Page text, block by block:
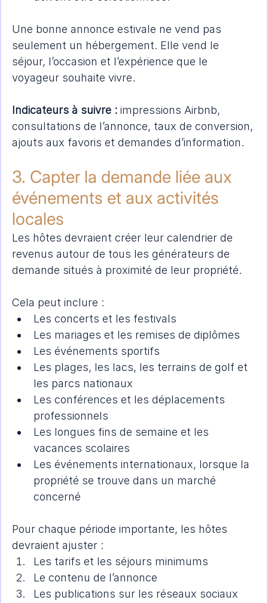
Une bonne annonce estivale ne vend pas
seulement un hébergement. Elle vend le
séjour, l’occasion et l’expérience que le
voyageur souhaite vivre.
Indicateurs à suivre : impressions Airbnb,
consultations de l’annonce, taux de conversion,
ajouts aux favoris et demandes d’information.
3. Capter la demande liée aux
événements et aux activités
locales
Les hôtes devraient créer leur calendrier de
revenus autour de tous les générateurs de
demande situés à proximité de leur propriété.
Cela peut inclure :
Les concerts et les festivals
Les mariages et les remises de diplômes
Les événements sportifs
Les plages, les lacs, les terrains de golf et
les parcs nationaux
Les conférences et les déplacements
professionnels
Les longues fins de semaine et les
vacances scolaires
Les événements internationaux, lorsque la
propriété se trouve dans un marché
concerné
Pour chaque période importante, les hôtes
devraient ajuster :
Les tarifs et les séjours minimums
Le contenu de l’annonce
Les publications sur les réseaux sociaux